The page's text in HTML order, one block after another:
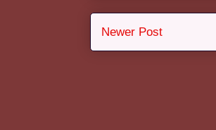
Newer Post